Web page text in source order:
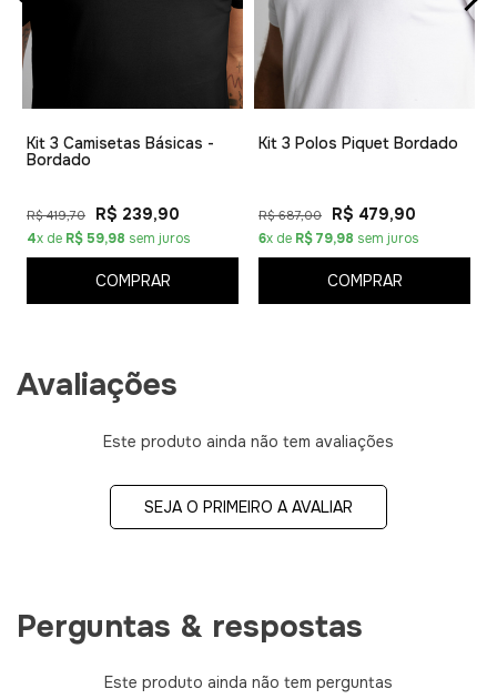
Kit 3 Camisetas Básicas -
Bordado
R$ 419,70 R$ 239,90
4x de R$ 59,98 sem juros
COMPRAR
Kit 3 Polos Piquet Bordado
R$ 687,00 R$ 479,90
6x de R$ 79,98 sem juros
COMPRAR
Avaliações
Este produto ainda não tem avaliações
SEJA O PRIMEIRO A AVALIAR
Perguntas & respostas
Este produto ainda não tem perguntas